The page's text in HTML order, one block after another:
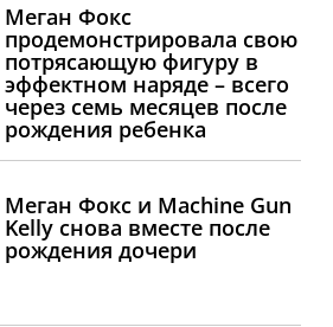
Меган Фокс
продемонстрировала свою
потрясающую фигуру в
эффектном наряде – всего
через семь месяцев после
рождения ребенка
Меган Фокс и Machine Gun
Kelly снова вместе после
рождения дочери